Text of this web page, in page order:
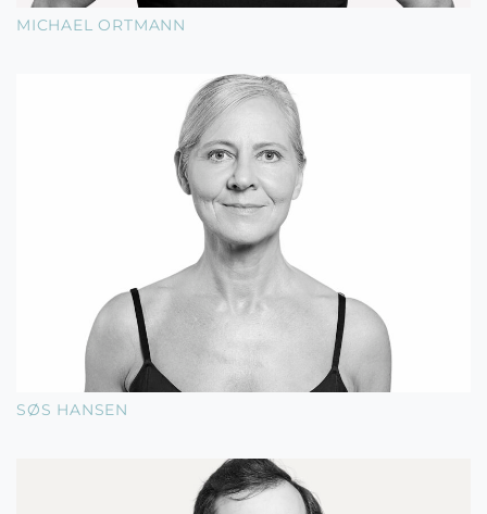
MICHAEL ORTMANN
SØS HANSEN